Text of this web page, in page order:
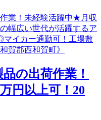
の出荷作業！
円以上可！20